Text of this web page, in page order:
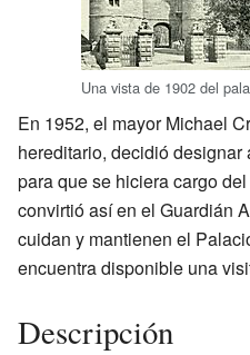
Una vista de 1902 del
En 1952, el mayor Michael
hereditario, decidió designar
para que se hiciera cargo
convirtió así en el Guardián
cuidan y mantienen el
encuentra disponible una
Descripción